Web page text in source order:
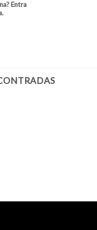
Entra